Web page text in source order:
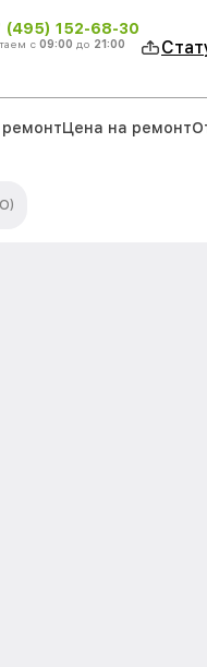
(495) 152-68-30
с 09:00 до 21:00
Цена на ремонт